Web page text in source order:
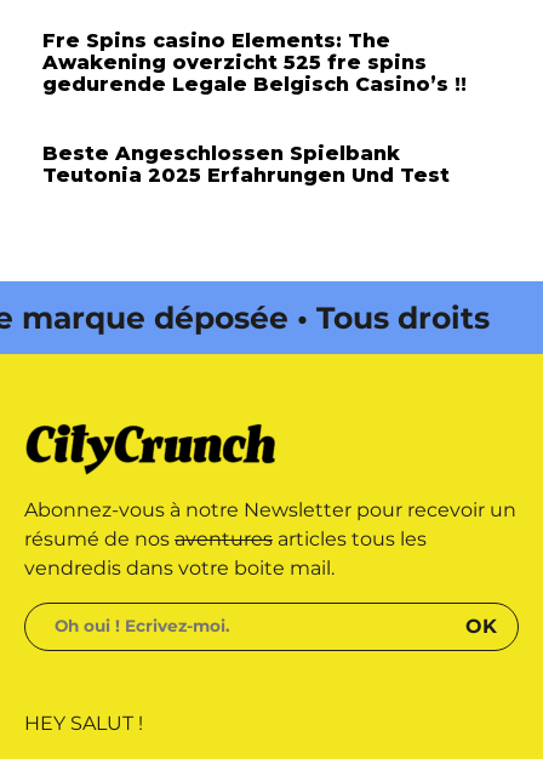
Fre Spins casino Elements: The
Awakening overzicht 525 fre spins
gedurende Legale Belgisch Casino’s !!
Beste Angeschlossen Spielbank
Teutonia 2025 Erfahrungen Und Test
déposée • Tous droits
déposée • Tous droits
par Buena Onda Web •
Abonnez-vous à notre Newsletter pour recevoir un
résumé de nos aventures articles tous les
vendredis dans votre boite mail.
HEY SALUT !